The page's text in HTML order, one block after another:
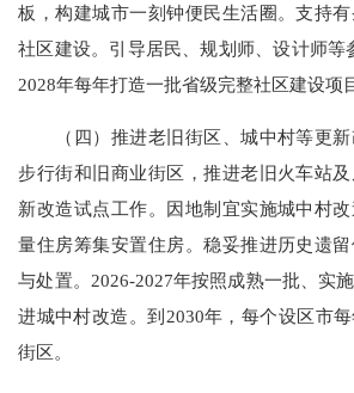
板，构建城市一刻钟便民生活圈。支持
社区建设。引导居民、规划师、设计师等
2028年每年打造一批省级完整社区建设项
（四）推进老旧街区、城中村等更新
步行街和旧商业街区，推进老旧火车站
新改造试点工作。因地制宜实施城中村
量住房筹集安置住房。稳妥推进历史遗
与处置。2026-2027年按照成熟一批、实
进城中村改造。到2030年，每个设区市
街区。